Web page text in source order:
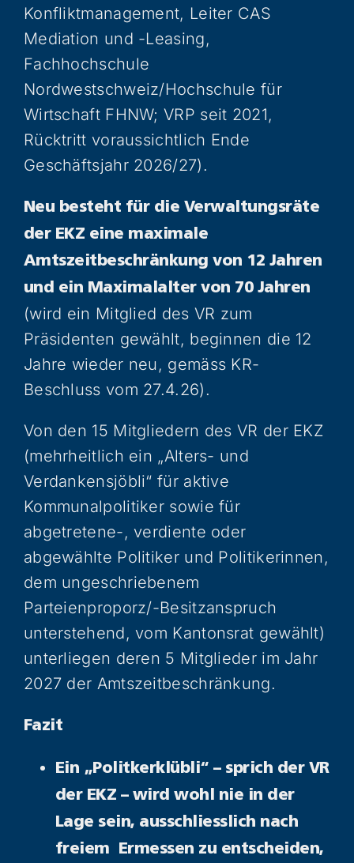
Konfliktmanagement, Leiter CAS
Mediation und -Leasing,
Fachhochschule
Nordwestschweiz/Hochschule für
Wirtschaft FHNW; VRP seit 2021,
Rücktritt voraussichtlich Ende
Geschäftsjahr 2026/27).
Neu besteht für die Verwaltungsräte
der EKZ eine maximale
Amtszeitbeschränkung von 12 Jahren
und ein Maximalalter von 70 Jahren
(wird ein Mitglied des VR zum
Präsidenten gewählt, beginnen die 12
Jahre wieder neu, gemäss KR-
Beschluss vom 27.4.26).
Von den 15 Mitgliedern des VR der EKZ
(mehrheitlich ein „Alters- und
Verdankensjöbli“ für aktive
Kommunalpolitiker sowie für
abgetretene-, verdiente oder
abgewählte Politiker und Politikerinnen,
dem ungeschriebenem
Parteienproporz/-Besitzanspruch
unterstehend, vom Kantonsrat gewählt)
unterliegen deren 5 Mitglieder im Jahr
2027 der Amtszeitbeschränkung.
Fazit
Ein „Politkerklübli“ – sprich der VR
der EKZ – wird wohl nie in der
Lage sein, ausschliesslich nach
freiem Ermessen zu entscheiden,